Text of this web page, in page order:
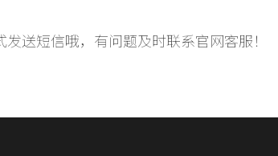
送短信哦，有问题及时联系官网客服！